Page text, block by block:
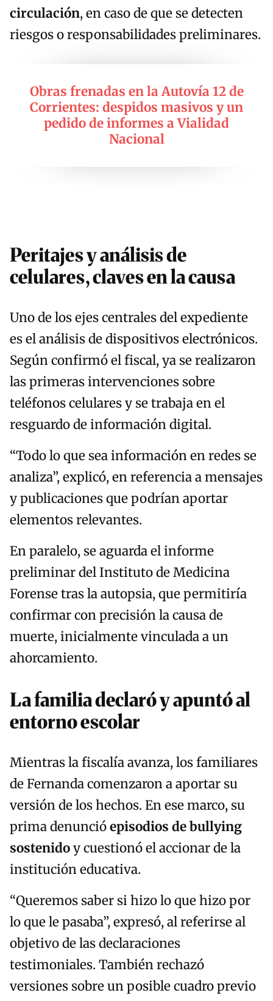
circulación, en caso de que se detecten
riesgos o responsabilidades preliminares.
Obras frenadas en la Autovía 12 de
Corrientes: despidos masivos y un
pedido de informes a Vialidad
Nacional
Peritajes y análisis de
celulares, claves en la causa
Uno de los ejes centrales del expediente
es el análisis de dispositivos electrónicos.
Según confirmó el fiscal, ya se realizaron
las primeras intervenciones sobre
teléfonos celulares y se trabaja en el
resguardo de información digital.
“Todo lo que sea información en redes se
analiza”, explicó, en referencia a mensajes
y publicaciones que podrían aportar
elementos relevantes.
En paralelo, se aguarda el informe
preliminar del Instituto de Medicina
Forense tras la autopsia, que permitiría
confirmar con precisión la causa de
muerte, inicialmente vinculada a un
ahorcamiento.
La familia declaró y apuntó al
entorno escolar
Mientras la fiscalía avanza, los familiares
de Fernanda comenzaron a aportar su
versión de los hechos. En ese marco, su
prima denuncióepisodios de bullying
sostenidoy cuestionó el accionar de la
institución educativa.
“Queremos saber si hizo lo que hizo por
lo que le pasaba”, expresó, al referirse al
objetivo de las declaraciones
testimoniales. También rechazó
versiones sobre un posible cuadro previo